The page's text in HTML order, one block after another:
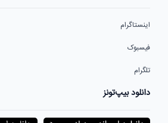
اینستاگرام
فیسبوک
تلگرام
دانلود بیپ‌تونز